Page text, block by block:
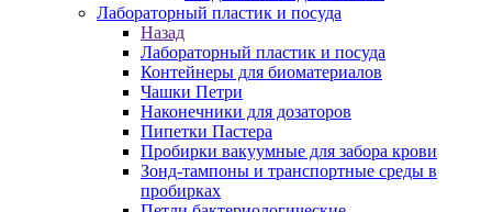
Лабораторный пластик и посуда
Назад
Лабораторный пластик и посуда
Контейнеры для биоматериалов
Чашки Петри
Наконечники для дозаторов
Пипетки Пастера
Пробирки вакуумные для забора крови
Зонд-тампоны и транспортные среды в
пробирках